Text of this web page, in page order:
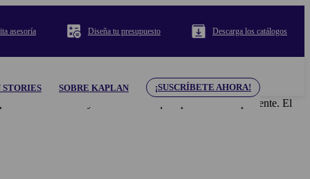
asesoría Diseña tu presupuesto Descarga los catálogos
SOBRE KAPLAN ¡SUSCRÍBETE AHORA!
del contenido y los materiales que aparecen en el presente. El